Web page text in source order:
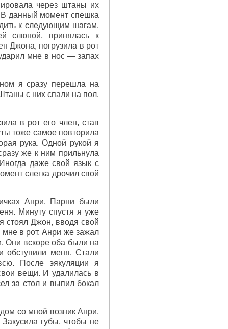
через штаны их
В данный момент спешка
к следующим шагам.
слюной, принялась к
Джона, погрузила в рот
мне в нос — запах
я сразу перешла на
с них спали на пол.
в рот его член, став
тоже самое повторила
рука. Одной рукой я
же к ним прильнула
даже свой язык с
слегка дрочил свой
Анри. Парни были
Минуту спустя я уже
стоял Джон, вводя свой
мне в рот. Анри же зажал
Они вскоре оба были на
обступили меня. Стали
После эякуляции я
вещи. И удалилась в
за стол и выпил бокал
со мной возник Анри.
губы, чтобы не